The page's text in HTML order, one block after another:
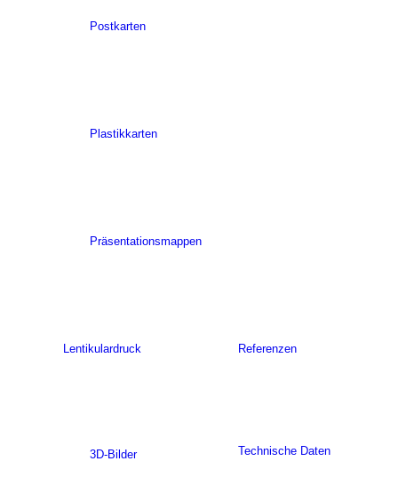
Postkarten
Plastikkarten
Präsentationsmappen
Lentikulardruck
3D-Bilder
Referenzen
Technische Daten